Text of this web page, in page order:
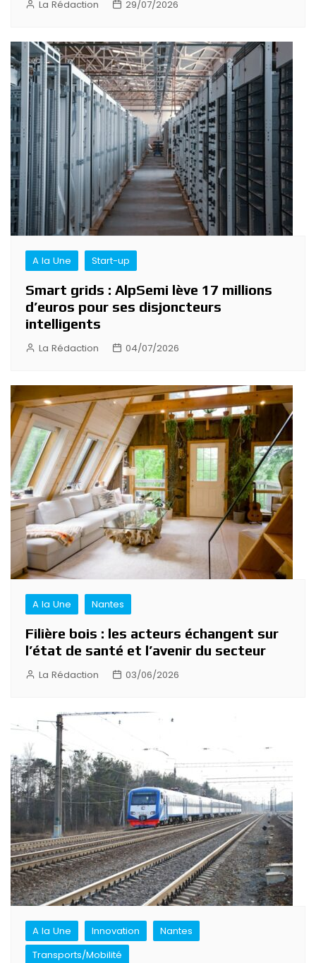
La Rédaction 29/07/2026
A la Une Start-up
Smart grids : AlpSemi lève 17 millions
d’euros pour ses disjoncteurs
intelligents
La Rédaction 04/07/2026
A la Une Nantes
Filière bois : les acteurs échangent sur
l’état de santé et l’avenir du secteur
La Rédaction 03/06/2026
A la Une Innovation
Nantes
Transports/Mobilité